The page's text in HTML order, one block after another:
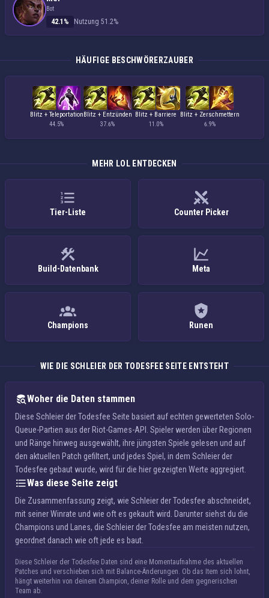
Bot
42.1% Nutzung 51.2%
HÄUFIGE BESCHWÖRERZAUBER
Blitz + Teleportation
44.5%
Blitz + Entzünden
37.6%
Blitz + Barriere
11.0%
Blitz + Zerschmettern
6.9%
MEHR LOL ENTDECKEN
Tier-Liste Counter Picker
Build-Datenbank Meta
Champions Runen
WIE DIE SCHLEIER DER TODESFEE SEITE ENTSTEHT
Woher die Daten stammen
Diese Schleier der Todesfee Seite basiert auf echten gewerteten Solo-
Queue-Partien aus der Riot-Games-API. Spieler werden über Regionen
und Ränge hinweg ausgewählt, ihre jüngsten Spiele gelesen und auf
den aktuellen Patch gefiltert, und jedes Spiel, in dem Schleier der
Todesfee gebaut wurde, wird für die hier gezeigten Werte aggregiert.
Was diese Seite zeigt
Die Zusammenfassung zeigt, wie Schleier der Todesfee abschneidet,
mit seiner Winrate und wie oft es gekauft wird. Darunter siehst du die
Champions und Lanes, die Schleier der Todesfee am meisten nutzen,
geordnet danach wie oft jede es baut.
Diese Schleier der Todesfee Daten sind eine Momentaufnahme des aktuellen
Patches und verschieben sich mit Balance-Änderungen. Ob das Item sich lohnt,
hängt weiterhin von deinem Champion, deiner Rolle und dem gegnerischen
Team ab.